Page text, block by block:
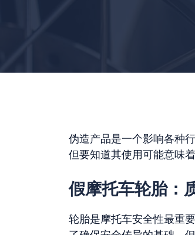
伪造产品是一个影响各种
但要知道其使用可能意味
假摩托车轮胎：
轮胎是摩托车安全性最重